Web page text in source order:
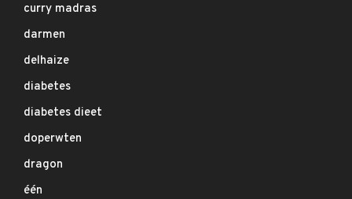
curry madras
darmen
delhaize
diabetes
diabetes dieet
doperwten
dragon
één